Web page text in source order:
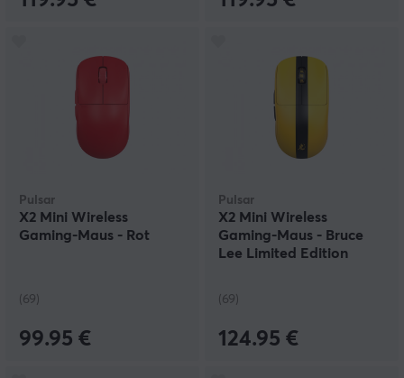
Pulsar
X2 Mini Wireless
Gaming-Maus - Rot
(69)
99.95 €
Pulsar
X2 Mini Wireless
Gaming-Maus - Bruce
Lee Limited Edition
(69)
124.95 €